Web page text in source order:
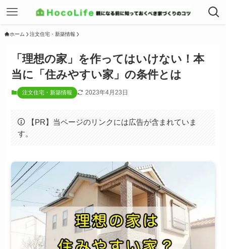
ホーム 注文住宅・新築情報
「理想の家」を作ってはいけない！本
当に「住みやすい家」の条件とは
注文住宅・新築情報 2023年4月23日
【PR】当ページのリンクには広告が含まれていま
す。